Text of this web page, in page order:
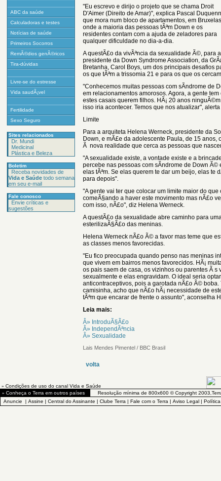
ABC da saúde
Calculadoras e testes
Notícias de saúde
Primeiros Socorros
RemÃ©dios genÃ©ricos
Tira-dúvidas
Livre-se do estresse
Vida saudÃ¡vel
Fertilidade
Sexo Seguro
Sites relacionados
Dr. Mundi
Medicinal
Plástica e Beleza
Boletim
Receba novidades de
Vida e Saúde todo semana
em seu e-mail
Fale conosco
Envie críticas e
sugestões
"Eu escrevo e dirijo o projeto que se chama Droit
D'Aimer (Direito de Amar)", explica Pascal
que mora num bloco de apartamentos, em
onde a maioria das pessoas tÃªm Down e os
residentes contam com a ajuda de zeladores para
qualquer dificuldade no dia-a-dia.
A questÃ£o da vivÃªncia da sexualidade Ã©, para a
presidente da Down Syndrome Association, da
Bretanha, Carol Boys, um dos principais desafios
os que tÃªm a trissomia 21 e para os que os
"Conhecemos muitas pessoas com sÃ­ndrome de
em relacionamentos amorosos. Agora, a gente
estes casais querem filhos. HÃ¡ 20 anos
isso iria acontecer. Temos que nos atualizar",
Limite
Para a arquiteta Helena Werneck, presidente da
Down, e mÃ£e da adolescente Paula, de 15 anos,
Ã nova realidade que cerca as pessoas que
"A sexualidade existe, a vontade existe e a
percebe nas pessoas com sÃ­ndrome de Down Ã©
elas tÃªm. Se elas querem te dar um beijo, elas te
para depois".
"A gente vai ter que colocar um limite maior do que
comeÃ§ando a haver este movimento mas nÃ£o
com isso, nÃ£o", diz Helena Werneck.
A questÃ£o da sexualidade abre caminho para
esterilizaÃ§Ã£o das meninas.
Helena Werneck nÃ£o Ã© a favor mas teme que
as classes menos favorecidas.
"Eu fico preocupada quando penso nas meninas
que vivem em bairros menos favorecidos. HÃ¡
os pais saem de casa, os vizinhos ou parentes Ã s
sexualmente e elas engravidam. O ideal seria
anticontraceptivos, pois a garotada nÃ£o Ã©
camisinha, acho que nÃ£o hÃ¡ necessidade de
tÃªm que encarar de frente o assunto", aconselha
Leia mais:
Â» IntroduÃ§Ã£o
Â» IndependÃªncia
Â» Sexualidade
Lais Mendes Pimentel / BBC Brasil
volta
» Condições de uso do canal Vida e Saúde
» Conheça o Terra em outros países
Resolução mínima de 800x600 © Copyright
Anuncie | Assine | Central do Assinante | Clube Terra | Fale com o Terra | Aviso Legal |